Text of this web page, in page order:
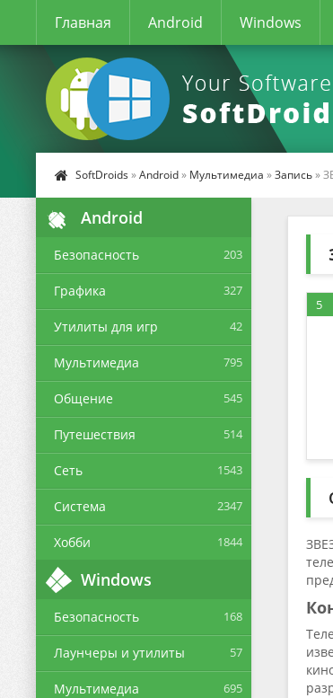
Главная Android Windows
SoftDroids »Android» Мультимедиа »Запись»
Android
Безопасность 203
Графика 327
Утилиты для игр 42
Мультимедиа 795
Общение 545
Путешествия 514
Сеть 1543
Система 2347
Хобби 1844
Windows
Безопасность 168
Лаунчеры и утилиты 57
Мультимедиа 695
5